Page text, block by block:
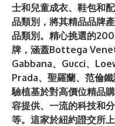
士和兒童成衣、鞋包和
品類別，將其精品品牌
品類別。精心挑選的
牌，涵蓋Bottega
Gabbana、Gucci、
Prada、聖羅蘭、范倫
驗植基於對高價位精品
容提供、一流的科技和
等。這家於紐約證交所